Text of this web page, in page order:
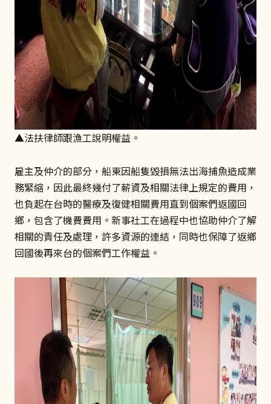
▲法扶律師跟漁工說明權益。
雇主及仲介的部分，船東因船隻毀損無法出海捕魚造成業
務緊縮，因此最終幾付了薪資及相關法律上規定的費用，
也負起在台時的醫療及復健相關費用直到個案們返國回
鄉，包含了機費費用。新事社工在過程中也協助仲介了解
相關的責任及處理，許多資源的連結，同時也保障了返鄉
回國後再來台的個案們工作權益。